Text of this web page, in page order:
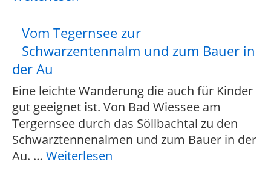
Vom Tegernsee zur
Schwarzentennalm und zum Bauer in
der Au
Eine leichte Wanderung die auch für Kinder
gut geeignet ist. Von Bad Wiessee am
Tergernsee durch das Söllbachtal zu den
Schwarztennenalmen und zum Bauer in der
Au. … Weiterlesen